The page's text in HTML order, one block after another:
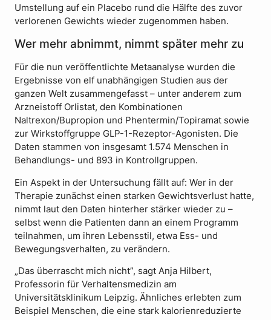
Umstellung auf ein Placebo rund die Hälfte des zuvor
verlorenen Gewichts wieder zugenommen haben.
Wer mehr abnimmt, nimmt später mehr zu
Für die nun veröffentlichte Metaanalyse wurden die
Ergebnisse von elf unabhängigen Studien aus der
ganzen Welt zusammengefasst – unter anderem zum
Arzneistoff Orlistat, den Kombinationen
Naltrexon/Bupropion und Phentermin/Topiramat sowie
zur Wirkstoffgruppe GLP-1-Rezeptor-Agonisten. Die
Daten stammen von insgesamt 1.574 Menschen in
Behandlungs- und 893 in Kontrollgruppen.
Ein Aspekt in der Untersuchung fällt auf: Wer in der
Therapie zunächst einen starken Gewichtsverlust hatte,
nimmt laut den Daten hinterher stärker wieder zu –
selbst wenn die Patienten dann an einem Programm
teilnahmen, um ihren Lebensstil, etwa Ess- und
Bewegungsverhalten, zu verändern.
„Das überrascht mich nicht”, sagt Anja Hilbert,
Professorin für Verhaltensmedizin am
Universitätsklinikum Leipzig. Ähnliches erlebten zum
Beispiel Menschen, die eine stark kalorienreduzierte